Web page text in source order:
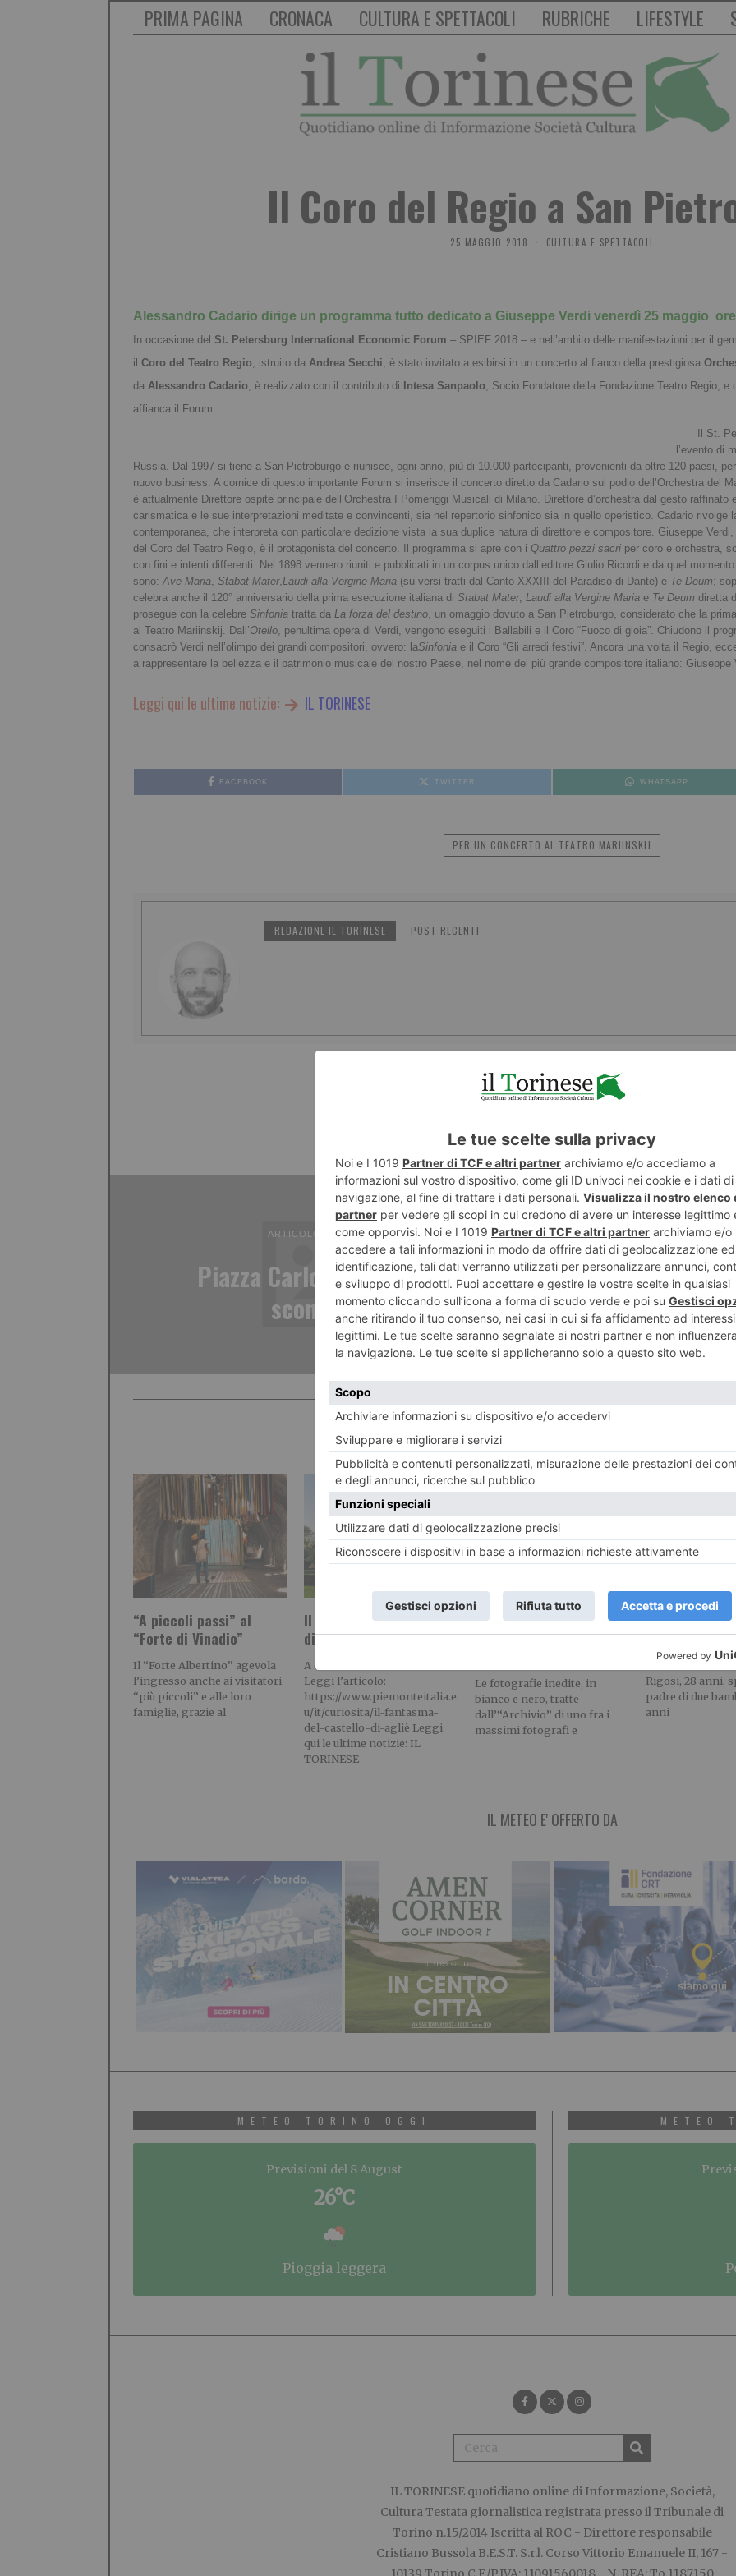
PRIMA PAGINA CRONACA CULTURA E SPETTACOLI RUBRICHE LIFESTYLE
Il Coro del Regio a San
25 MAGGIO 2018 CULTURA E SPETTACOLI
Alessandro Cadario dirige un programma tutto dedicato a Giuseppe Verdi venerdì 25 maggio
In occasione del St. Petersburg International Economic Forum – SPIEF 2018 – e nell’ambito delle manifestazioni per il
il Coro del Teatro Regio, istruito da Andrea Secchi, è stato invitato a esibirsi in un concerto al fianco della prestigiosa
da Alessandro Cadario, è realizzato con il contributo di Intesa Sanpaolo, Socio Fondatore della Fondazione Teatro Regio, e
affianca il Forum.
Il St.
l’evento di
Russia. Dal 1997 si tiene a San Pietroburgo e riunisce, ogni anno, più di 10.000 partecipanti, provenienti da oltre 120 paesi,
nuovo business. A cornice di questo importante Forum si inserisce il concerto diretto da Cadario sul podio dell’Orchestra del
è attualmente Direttore ospite principale dell’Orchestra I Pomeriggi Musicali di Milano. Direttore d’orchestra dal gesto
carismatica e le sue interpretazioni meditate e convincenti, sia nel repertorio sinfonico sia in quello operistico. Cadario rivolge
contemporanea, che interpreta con particolare dedizione vista la sua duplice natura di direttore e compositore. Giuseppe
del Coro del Teatro Regio, è il protagonista del concerto. Il programma si apre con i Quattro pezzi sacri per coro e orchestra,
con fini e intenti differenti. Nel 1898 vennero riuniti e pubblicati in un corpus unico dall’editore Giulio Ricordi e da quel
sono: Ave Maria Stabat Mater, Laudi alla Vergine Maria (su versi tratti dal Canto XXXIII del Paradiso di Dante) e Te Deum;
celebra anche il 120° anniversario della prima esecuzione italiana di Stabat Mater, Laudi alla Vergine Maria e Te Deum diretta
prosegue con la celebre Sinfonia tratta da La forza del destino , un omaggio dovuto a San Pietroburgo, considerato che la
al Teatro Mariinskij. Dall’Otello , penultima opera di Verdi, vengono eseguiti i Ballabili e il Coro “Fuoco di gioia”. Chiudono il
consacrò Verdi nell’olimpo dei grandi compositori, ovvero: laSinfonia e il Coro “Gli arredi festivi”. Ancora una volta il Regio,
a rappresentare la bellezza e il patrimonio musicale del nostro Paese, nel nome del più grande compositore italiano: Giuseppe
Leggi qui le ultime notizie: IL TORINESE
FACEBOOK TWITTER WHATSAPP
PER UN CONCERTO AL TEATRO MARIINSKIJ
REDAZIONE IL TORINESE POST RECENTI
ARTICOLO PRECEDENTE
Piazza Carlo Felice, questa
sconosciuta
ATTIVO
RECENTI:
“A piccoli passi” al
“Forte di Vinadio”
Il “Forte Albertino” agevola
l’ingresso anche ai visitatori
“più piccoli” e alle loro
famiglie, grazie al
Il fantasma del castello
di Agliè
A cura di Piemonteitalia.eu
Leggi l’articolo:
https://www.piemonteitalia.e
u/it/curiosita/il-fantasma-
del-castello-di-agliè Leggi
qui le ultime notizie: IL
TORINESE
“Mario Dondero.
Inediti”. Al “Forte di
Le fotografie inedite, in
bianco e nero, tratte
dall’“Archivio” di uno fra i
massimi fotografi e
La
(e di Pietro
Il fuochista
Rigosi, 28 anni,
padre di due
anni
IL METEO E' OFFERTO DA
METEO TORINO OGGI
Previsioni del 8 August
26°C
pioggia leggera
METEO
IL TORINESEquotidiano online di Informazione, Società,
Cultura Testata giornalistica registrata presso il Tribunale di
Torino n.15/2014 Iscritta al ROC - Direttore responsabile
Cristiano Bussola B.E.S.T. S.r.l. Corso Vittorio Emanuele II, 167 -